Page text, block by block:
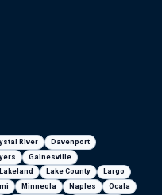
River
Davenport
Gainesville
Lakeland Lake County
Largo
Minneola Naples
Ocala